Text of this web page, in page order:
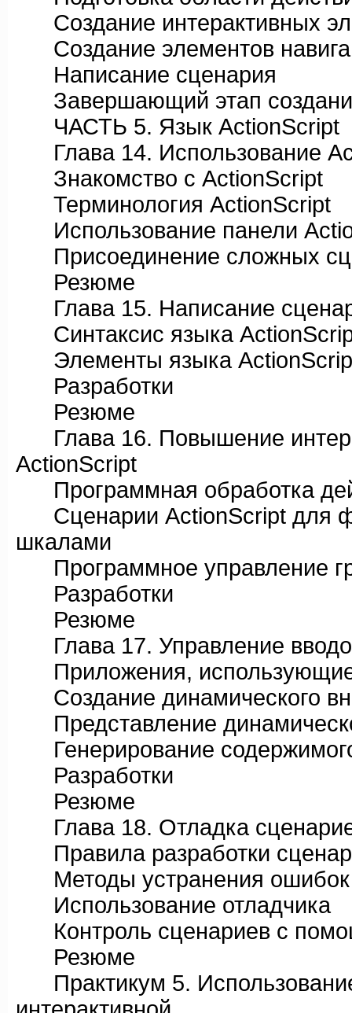
Создание интерактивных
Создание элементов
Написание сценария
Завершающий этап
ЧАСТЬ 5. Язык ActionScript
Глава 14. Использование
Знакомство с ActionScript
Терминология ActionScript
Использование панели
Присоединение сложных
Резюме
Глава 15. Написание
Синтаксис языка
Элементы языка
Разработки
Резюме
Глава 16. Повышение
ActionScript
Программная обработка
Сценарии ActionScript для
шкалами
Программное управление
Разработки
Резюме
Глава 17. Управление
Приложения,
Создание динамического
Представление
Генерирование
Разработки
Резюме
Глава 18. Отладка
Правила разработки
Методы устранения ошибок
Использование отладчика
Контроль сценариев с
Резюме
Практикум 5.